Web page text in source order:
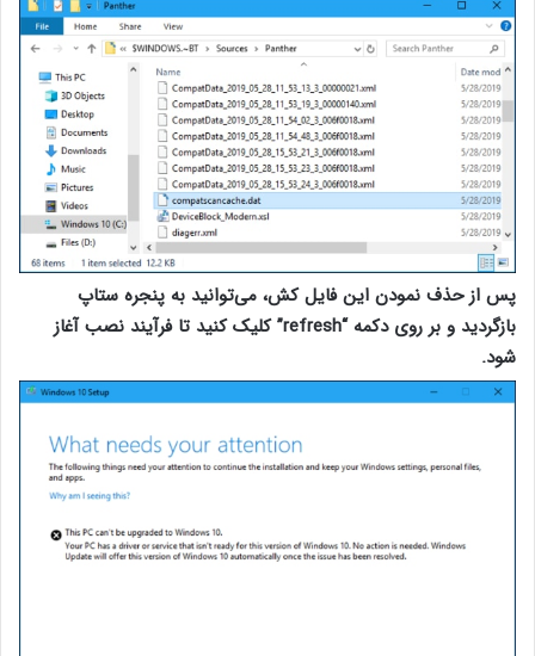
پس از حذف نمودن این فایل کش، می‌توانید به پنجره ستاپ
بازگردید و بر روی دکمه “refresh” کلیک کنید تا فرآیند نصب آغاز
شود.